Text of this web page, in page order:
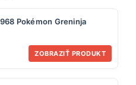
Pokémon Greninja
ZOBRAZIŤ PRODUKT